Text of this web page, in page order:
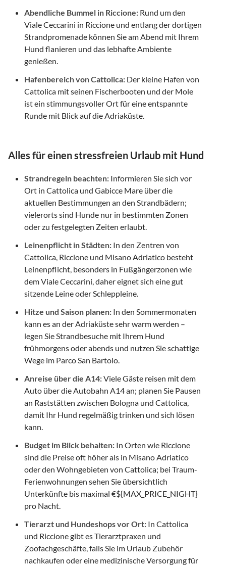
Abendliche Bummel in Riccione: Rund um den
Viale Ceccarini in Riccione und entlang der dortigen
Strandpromenade können Sie am Abend mit Ihrem
Hund flanieren und das lebhafte Ambiente
genießen.
Hafenbereich von Cattolica: Der kleine Hafen von
Cattolica mit seinen Fischerbooten und der Mole
ist ein stimmungsvoller Ort für eine entspannte
Runde mit Blick auf die Adriaküste.
Alles für einen stressfreien Urlaub mit Hund
Strandregeln beachten: Informieren Sie sich vor
Ort in Cattolica und Gabicce Mare über die
aktuellen Bestimmungen an den Strandbädern;
vielerorts sind Hunde nur in bestimmten Zonen
oder zu festgelegten Zeiten erlaubt.
Leinenpflicht in Städten: In den Zentren von
Cattolica, Riccione und Misano Adriatico besteht
Leinenpflicht, besonders in Fußgängerzonen wie
dem Viale Ceccarini, daher eignet sich eine gut
sitzende Leine oder Schleppleine.
Hitze und Saison planen: In den Sommermonaten
kann es an der Adriaküste sehr warm werden –
legen Sie Strandbesuche mit Ihrem Hund
frühmorgens oder abends und nutzen Sie schattige
Wege im Parco San Bartolo.
Anreise über die A14:Viele Gäste reisen mit dem
Auto über die Autobahn A14 an; planen Sie Pausen
an Raststätten zwischen Bologna und Cattolica,
damit Ihr Hund regelmäßig trinken und sich lösen
kann.
Budget im Blick behalten: In Orten wie Riccione
sind die Preise oft höher als in Misano Adriatico
oder den Wohngebieten von Cattolica; bei Traum-
Ferienwohnungen sehen Sie übersichtlich
Unterkünfte bis maximal €${MAX_PRICE_NIGHT}
pro Nacht.
Tierarzt und Hundeshops vor Ort: In Cattolica
und Riccione gibt es Tierarztpraxen und
Zoofachgeschäfte, falls Sie im Urlaub Zubehör
nachkaufen oder eine medizinische Versorgung für